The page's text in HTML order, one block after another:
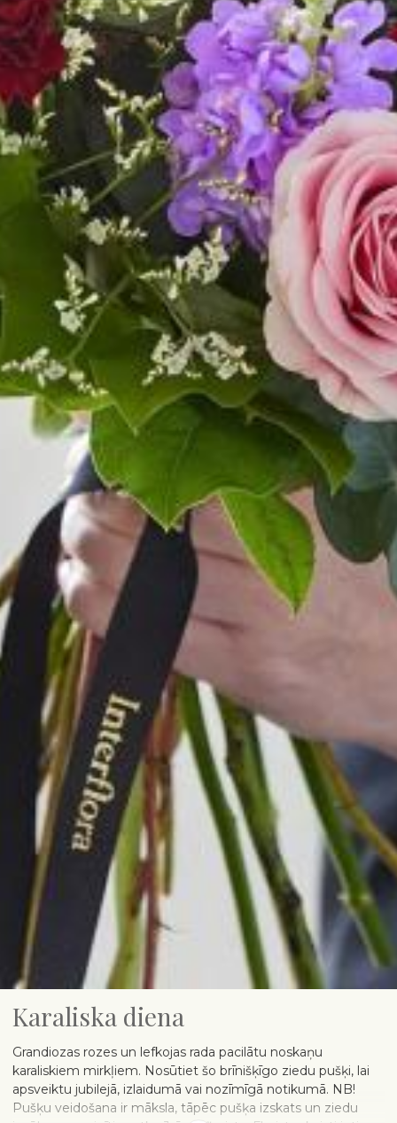
Karaliska diena
Grandiozas rozes un lefkojas rada pacilātu noskaņu
karaliskiem mirkļiem. Nosūtiet šo brīnišķīgo ziedu pušķi, lai
apsveiktu jubilejā, izlaidumā vai nozīmīgā notikumā. NB!
Pušķu veidošana ir māksla, tāpēc pušķa izskats un ziedu